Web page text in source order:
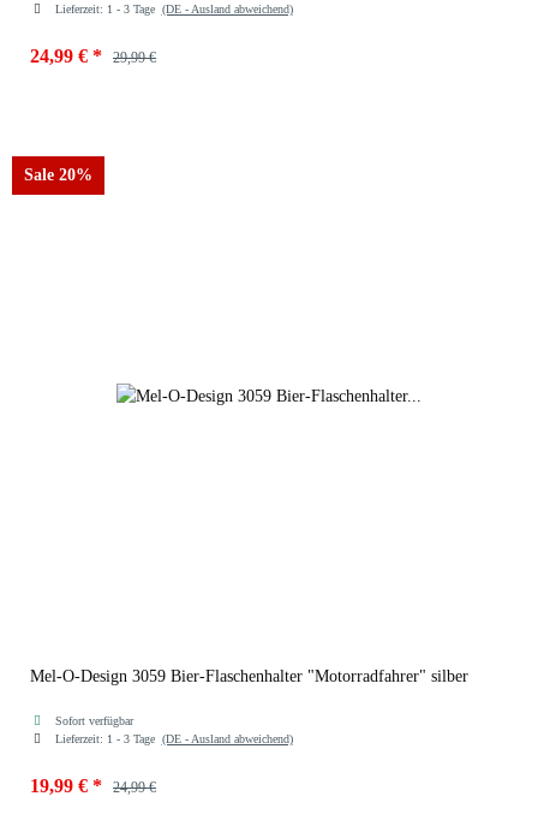
Lieferzeit: 1 - 3 Tage (DE - Ausland abweichend)
24,99 € * 29,99 €
Sale 20%
Mel-O-Design 3059 Bier-Flaschenhalter "Motorradfahrer" silber
Sofort verfügbar
Lieferzeit: 1 - 3 Tage (DE - Ausland abweichend)
19,99 € * 24,99 €